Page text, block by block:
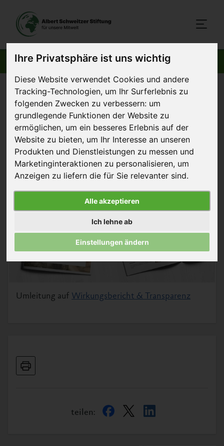
Ihre Privatsphäre ist uns wichtig
Diese Website verwendet Cookies und andere
Tracking-Technologien, um Ihr Surferlebnis zu
folgenden Zwecken zu verbessern: um
grundlegende Funktionen der Website zu
ermöglichen, um ein besseres Erlebnis auf der
Website zu bieten, um Ihr Interesse an unseren
Produkten und Dienstleistungen zu messen und
Marketinginteraktionen zu personalisieren, um
Anzeigen zu liefern die für Sie relevanter sind.
Alle akzeptieren
Ich lehne ab
Einstellungen ändern
AKTUELLE BEITRÄGE
Startseite>Aktuelles>Unser Wirkungsbericht 2025
3. Juli 2026
Unser Wirkungsbericht 2025
Umleitung auf Wirkungsbericht & Transparenz
teilen: